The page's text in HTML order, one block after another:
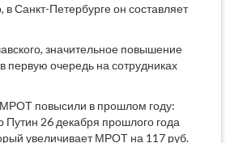
Санкт-Петербурге он составляет
значительное повышение
первую очередь на сотрудниках
повысили в прошлом году:
Путин 26 декабря прошлого года
увеличивает МРОТ на 117 руб.